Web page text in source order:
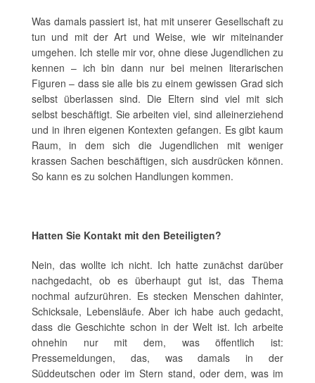
Was damals passiert ist, hat mit unserer Gesellschaft zu
tun und mit der Art und Weise, wie wir miteinander
umgehen. Ich stelle mir vor, ohne diese Jugendlichen zu
kennen – ich bin dann nur bei meinen literarischen
Figuren – dass sie alle bis zu einem gewissen Grad sich
selbst überlassen sind. Die Eltern sind viel mit sich
selbst beschäftigt. Sie arbeiten viel, sind alleinerziehend
und in ihren eigenen Kontexten gefangen. Es gibt kaum
Raum, in dem sich die Jugendlichen mit weniger
krassen Sachen beschäftigen, sich ausdrücken können.
So kann es zu solchen Handlungen kommen.
Hatten Sie Kontakt mit den Beteiligten?
Nein, das wollte ich nicht. Ich hatte zunächst darüber
nachgedacht, ob es überhaupt gut ist, das Thema
nochmal aufzurühren. Es stecken Menschen dahinter,
Schicksale, Lebensläufe. Aber ich habe auch gedacht,
dass die Geschichte schon in der Welt ist. Ich arbeite
ohnehin nur mit dem, was öffentlich ist:
Pressemeldungen, das, was damals in der
Süddeutschen oder im Stern stand, oder dem, was im